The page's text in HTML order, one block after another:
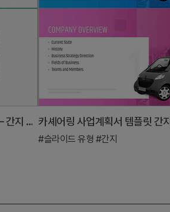
비즈니스 사업계획서 PPT 템플릿 – 간지 있는 구성 카셰어링 사업계획서 템플릿 간지
#슬라이드 유형 #간지